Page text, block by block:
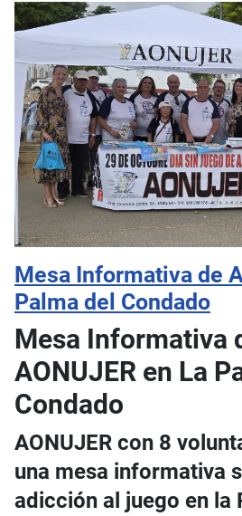
Mesa Informativa de
Palma del Condado
Mesa Informativa
AONUJER en La
Condado
AONUJER con 8
una mesa informativa
adicción al juego en la